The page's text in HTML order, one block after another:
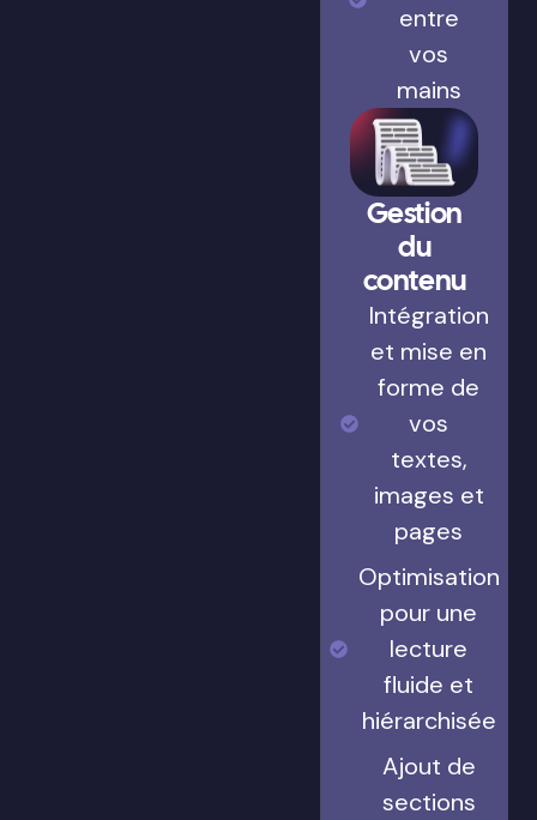
entre
vos
mains
Gestion
du
contenu
Intégration
et mise en
forme de
vos
textes,
images et
pages
Optimisation
pour une
lecture
fluide et
hiérarchisée
Ajout de
sections